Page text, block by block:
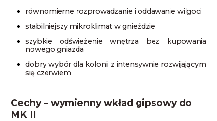
równomierne rozprowadzanie i oddawanie wilgoci
stabilniejszy mikroklimat w gnieździe
szybkie odświeżenie wnętrza bez kupowania
nowego gniazda
dobry wybór dla kolonii z intensywnie rozwijającym
się czerwiem
Cechy – wymienny wkład gipsowy do
MK II